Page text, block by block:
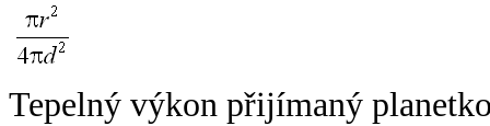
Tepelný výkon přijímaný